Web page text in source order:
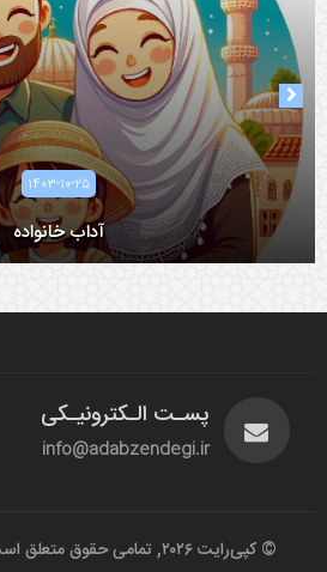
۱۴۰۳-۱۰-۲۵
آداب همسرداری
پسـت الـکترونیـکی
info@adabzendegi.ir
© کپی‌رایت ۲۰۲۶, تمامی حقوق متعلق است به سایت آداب زندگی